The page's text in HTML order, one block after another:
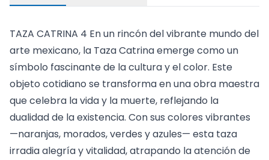
TAZA CATRINA 4 En un rincón del vibrante mundo del
arte mexicano, la Taza Catrina emerge como un
símbolo fascinante de la cultura y el color. Este
objeto cotidiano se transforma en una obra maestra
que celebra la vida y la muerte, reflejando la
dualidad de la existencia. Con sus colores vibrantes
—naranjas, morados, verdes y azules— esta taza
irradia alegría y vitalidad, atrapando la atención de